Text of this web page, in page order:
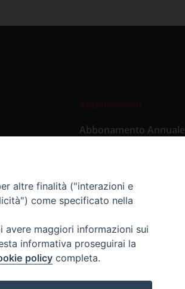
Abbonamenti
Abbonamento Annuale
Abbonamento Singola
altre finalità ("interazioni e
come specificato nella
maggiori informazioni sui
informativa proseguirai la
policy completa.